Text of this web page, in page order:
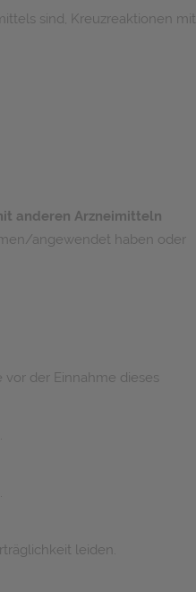
sind, Kreuzreaktionen mit
anderen Arzneimitteln
angewendet haben oder
der Einnahme dieses
leiden.